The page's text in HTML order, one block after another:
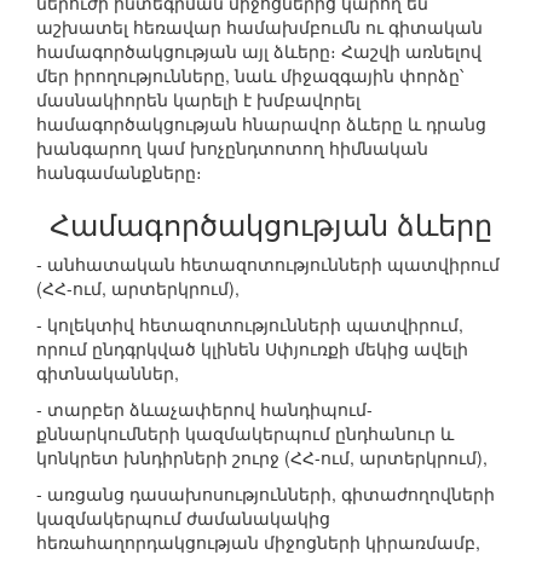
աշխատել հեռավար համախմբումն ու գիտական
համագործակցության այլ ձևերը։ Հաշվի առնելով
մեր իրողությունները, նաև միջազգային փորձը՝
մասնակիորեն կարելի է խմբավորել
համագործակցության հնարավոր ձևերը և դրանց
խանգարող կամ խոչընդտոտող հիմնական
հանգամանքները։
Համագործակցության ձևերը
- անհատական հետազոտությունների պատվիրում
(ՀՀ-ում, արտերկրում),
- կոլեկտիվ հետազոտությունների պատվիրում,
որում ընդգրկված կլինեն Սփյուռքի մեկից ավելի
գիտնականներ,
- տարբեր ձևաչափերով հանդիպում-
քննարկումների կազմակերպում ընդհանուր և
կոնկրետ խնդիրների շուրջ (ՀՀ-ում, արտերկրում),
- առցանց դասախոսությունների, գիտաժողովների
կազմակերպում ժամանակակից
հեռահաղորդակցության միջոցների կիրառմամբ,